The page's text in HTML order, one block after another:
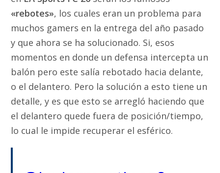
«rebotes», los cuales eran un problema para
muchos gamers en la entrega del año pasado
y que ahora se ha solucionado. Si, esos
momentos en donde un defensa intercepta un
balón pero este salía rebotado hacia delante,
o el delantero. Pero la solución a esto tiene un
detalle, y es que esto se arregló haciendo que
el delantero quede fuera de posición/tiempo,
lo cual le impide recuperar el esférico.